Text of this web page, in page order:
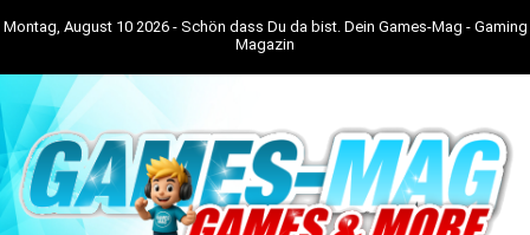
Montag, August 10 2026 - Schön dass Du da bist. Dein Games-Mag - Gaming
Magazin